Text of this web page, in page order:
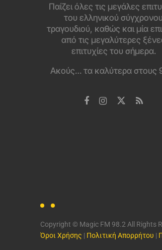
Παίζει όλες τις μεγάλες
του ελληνικού
τραγουδιού, καθώς και μία
από τις μεγαλύτερες
επιτυχίες του σήμερα.
Ακούς… τα καλύτερα στους
Copyright © Magic FM 98.2 All Rights
Όροι Χρήσης | Πολιτική Απορρήτου |